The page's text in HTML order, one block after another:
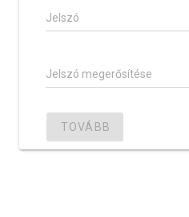
Jelszó
Jelszó megerősítése
TOVÁBB